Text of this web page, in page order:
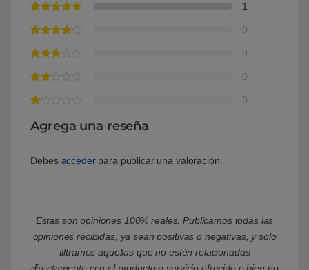
1
0
0
0
0
Agrega una reseña
Debes accederpara publicar una valoración.
Estas son opiniones 100% reales. Publicamos todas las
opiniones recibidas, ya sean positivas o negativas, y solo
filtramos aquellas que no estén relacionadas